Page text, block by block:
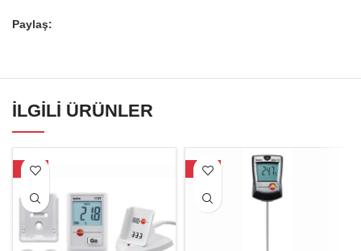
Paylaş:
İLGILI ÜRÜNLER
-54% -28%